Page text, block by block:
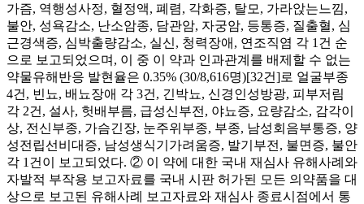
가즘, 역행성사정, 혈정액, 폐렴, 각화증, 탈모, 가라앉는느낌,
불안, 성욕감소, 난소암종, 담관암, 자궁암, 등통증, 질출혈, 심
근경색증, 심박출량감소, 실신, 청력장애, 연조직염 각 1건 순
으로 보고되었으며, 이 중 이 약과 인과관계를 배제할 수 없는
약물유해반응 발현율은 0.35% (30/8,616명)[32건]로 얼굴부종
4건, 빈뇨, 배뇨장애 각 3건, 긴박뇨, 신경인성방광, 피부저림
각 2건, 설사, 헛배부름, 급성신부전, 야뇨증, 요량감소, 감각이
상, 전신부종, 가슴긴장, 눈주위부종, 부종, 남성회음부통증, 양
성전립선비대증, 남성생식기가려움증, 발기부전, 불면증, 불안
각 1건이 보고되었다. ② 이 약에 대한 국내 재심사 유해사례와
자발적 부작용 보고자료를 국내 시판 허가된 모든 의약품을 대
상으로 보고된 유해사례 보고자료와 재심사 종료시점에서 통